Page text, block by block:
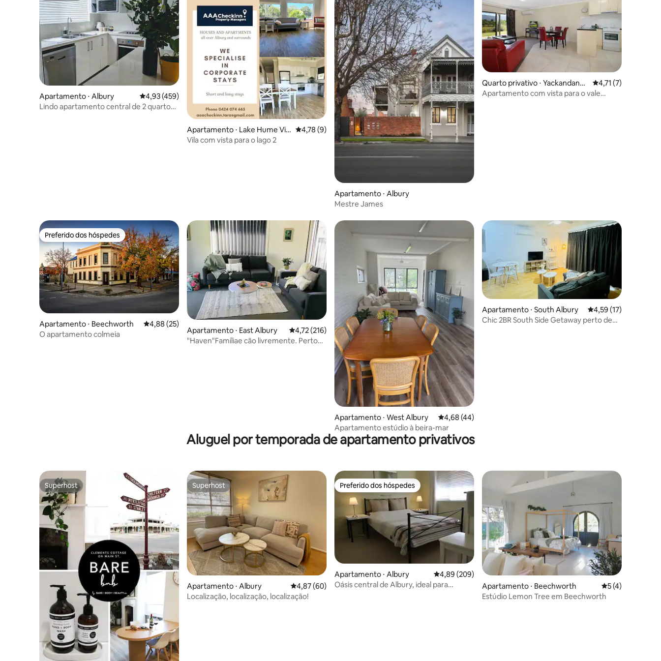
Apartamento ⋅ Albury 4,93 de uma avaliação média de 5, 459 avaliações
4,93 (459)
Lindo apartamento central de 2 quartos
Apartamento ⋅ Lake Hume Vill
age
4,78 de uma avaliação média de 5, 9 avaliações
4,78 (9)
Vila com vista para o lago 2
Apartamento ⋅ Albury
Mestre James
Quarto privativo ⋅ Yackandanda
h( Allans Flat )
4,71 de uma
4,71 (7)
Apartamento com vista para o vale
Preferido dos hóspedes
Preferido dos hóspedes
Apartamento ⋅ Beechworth 4,88 de uma avaliação média de 5, 25 avaliações
4,88 (25)
O apartamento colmeia
Apartamento ⋅ East Albury 4,72 de uma avaliação média de 5, 216 avaliações
4,72 (216)
"Haven"Famíliae cão livremente. Perto
Apartamento ⋅ West Albury 4,68 de uma avaliação média de 5, 44 avaliações
4,68 (44)
Apartamento estúdio à beira-mar
Apartamento ⋅ South Albury 4,59 de uma
4,59 (17)
Chic 2BR South Side Getaway perto de
Aluguel por temporada de apartamento privativos
Superhost
Superhost Superhost
Superhost
Apartamento ⋅ Albury 4,87 de uma avaliação média de 5, 60 avaliações
4,87 (60)
Localização, localização, localização!
Preferido dos hóspedes
Preferido dos hóspedes
Apartamento ⋅ Albury 4,89 de uma avaliação média de 5, 209 avaliações
4,89 (209)
Oásis central de Albury, ideal para
Apartamento ⋅ Beechworth 5 de uma
5 (4)
Estúdio Lemon Tree em Beechworth